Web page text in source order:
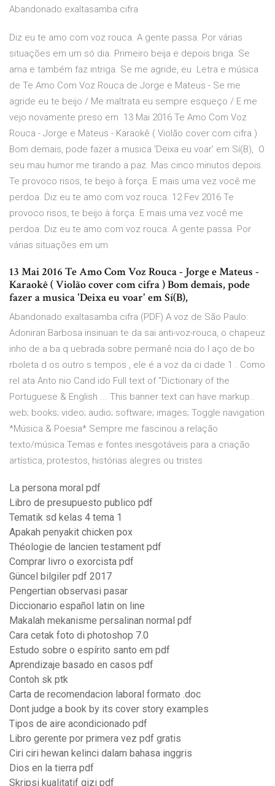
Abandonado exaltasamba cifra
Diz eu te amo com voz rouca. A gente passa. Por várias
situações em um só dia. Primeiro beija e depois briga. Se
ama e também faz intriga. Se me agride, eu Letra e música
de Te Amo Com Voz Rouca de Jorge e Mateus - Se me
agride eu te beijo / Me maltrata eu sempre esqueço / E me
vejo novamente preso em 13 Mai 2016 Te Amo Com Voz
Rouca - Jorge e Mateus - Karaokê ( Violão cover com cifra )
Bom demais, pode fazer a musica 'Deixa eu voar' em Sí(B), O
seu mau humor me tirando a paz. Mas cinco minutos depois.
Te provoco risos, te beijo à força. E mais uma vez você me
perdoa. Diz eu te amo com voz rouca. 12 Fev 2016 Te
provoco risos, te beijo à força. E mais uma vez você me
perdoa. Diz eu te amo com voz rouca. A gente passa. Por
várias situações em um
13 Mai 2016 Te Amo Com Voz Rouca - Jorge e Mateus -
Karaokê ( Violão cover com cifra ) Bom demais, pode
fazer a musica 'Deixa eu voar' em Sí(B),
Abandonado exaltasamba cifra (PDF) A voz de São Paulo:
Adoniran Barbosa insinuan te da sai anti-voz-rouca, o chapeuz
inho de a ba q uebrada sobre permanê ncia do l aço de bo
rboleta d os outro s tempos , ele é a voz da ci dade 1 . Como
rel ata Anto nio Cand ido Full text of "Dictionary of the
Portuguese & English ... This banner text can have markup..
web; books; video; audio; software; images; Toggle navigation
*Música & Poesia* Sempre me fascinou a relação
texto/música.Temas e fontes inesgotáveis para a criação
artística, protestos, histórias alegres ou tristes
La persona moral pdf
Libro de presupuesto publico pdf
Tematik sd kelas 4 tema 1
Apakah penyakit chicken pox
Théologie de lancien testament pdf
Comprar livro o exorcista pdf
Güncel bilgiler pdf 2017
Pengertian observasi pasar
Diccionario español latin on line
Makalah mekanisme persalinan normal pdf
Cara cetak foto di photoshop 7.0
Estudo sobre o espírito santo em pdf
Aprendizaje basado en casos pdf
Contoh sk ptk
Carta de recomendacion laboral formato .doc
Dont judge a book by its cover story examples
Tipos de aire acondicionado pdf
Libro gerente por primera vez pdf gratis
Ciri ciri hewan kelinci dalam bahasa inggris
Dios en la tierra pdf
Skripsi kualitatif gizi pdf